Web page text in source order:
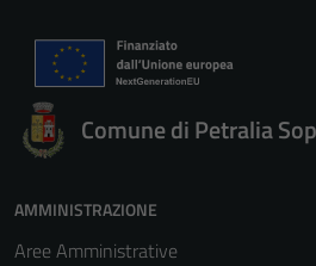
Comune di Petralia
AMMINISTRAZIONE
Aree Amministrative